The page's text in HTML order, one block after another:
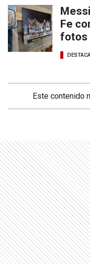
Fe
fotos
Este contenido